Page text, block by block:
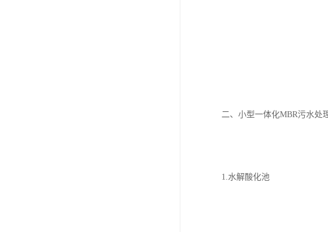
二、小型一体化MBR污水
1.水解酸化池